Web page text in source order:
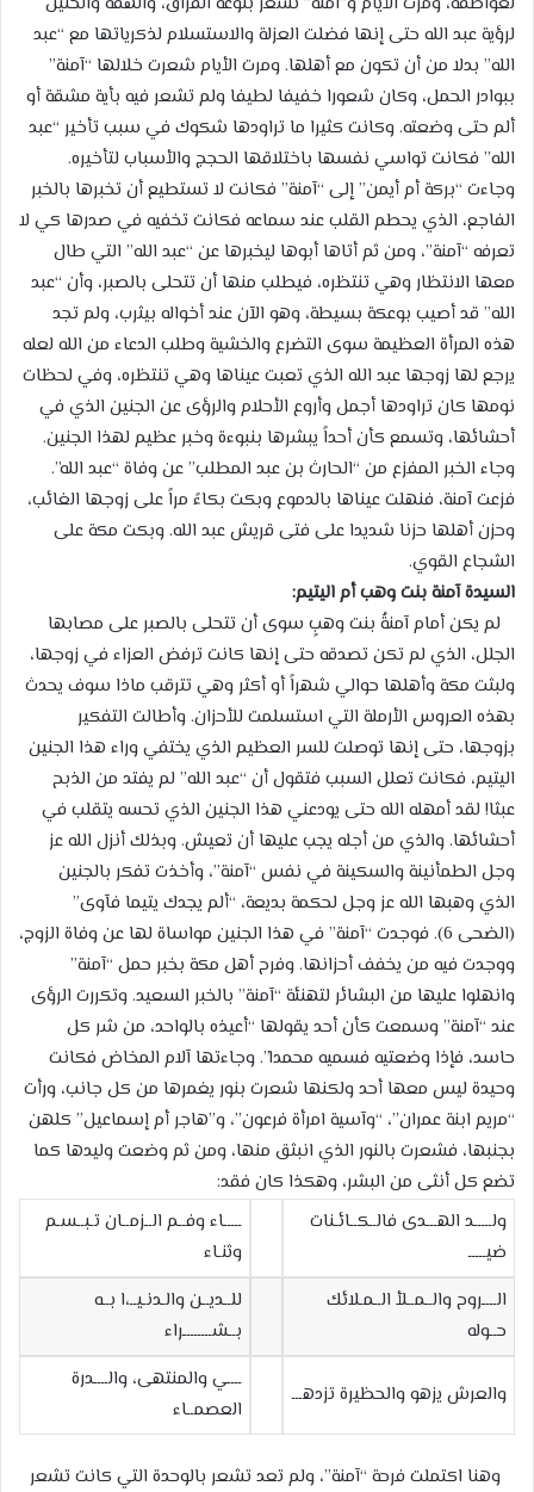
لرؤية عبد الله حتى إنها فضلت العزلة والاستسلام لذكرياتها مع “عبد
الله” بدلا من أن تكون مع أهلها. ومرت الأيام شعرت خلالها “آمنة”
ببوادر الحمل، وكان شعورا خفيفا لطيفا ولم تشعر فيه بأية مشقة أو
ألم حتى وضعته. وكانت كثيرا ما تراودها شكوك في سبب تأخير “عبد
الله” فكانت تواسي نفسها باختلاقها الحجج والأسباب لتأخيره.
وجاءت “بركة أم أيمن” إلى “آمنة” فكانت لا تستطيع أن تخبرها بالخبر
الفاجع، الذي يحطم القلب عند سماعه فكانت تخفيه في صدرها كي لا
تعرفه “آمنة”، ومن ثم أتاها أبوها ليخبرها عن “عبد الله” التي طال
معها الانتظار وهي تنتظره، فيطلب منها أن تتحلى بالصبر، وأن “عبد
الله” قد أصيب بوعكة بسيطة، وهو الآن عند أخواله بيثرب، ولم تجد
هذه المرأة العظيمة سوى التضرع والخشية وطلب الدعاء من الله لعله
يرجع لها زوجها عبد الله الذي تعبت عيناها وهي تنتظره، وفي لحظات
نومها كان تراودها أجمل وأروع الأحلام والرؤى عن الجنين الذي في
أحشائها، وتسمع كأن أحداً يبشرها بنبوءة وخبر عظيم لهذا الجنين.
وجاء الخبر المفزع من “الحارث بن عبد المطلب” عن وفاة “عبد الله”.
فزعت آمنة، فنهلت عيناها بالدموع وبكت بكاءً مراً على زوجها الغائب،
وحزن أهلها حزنا شديدا على فتى قريش عبد الله. وبكت مكة على
الشجاع القوي.
السيدة آمنة بنت وهب أم اليتيم:
لم يكن أمام آمنةُ بنت وهبٍ سوى أن تتحلى بالصبر على مصابها
الجلل، الذي لم تكن تصدقه حتى إنها كانت ترفض العزاء في زوجها،
ولبثت مكة وأهلها حوالي شهراً أو أكثر وهي تترقب ماذا سوف يحدث
بهذه العروس الأرملة التي استسلمت للأحزان. وأطالت التفكير
بزوجها، حتى إنها توصلت للسر العظيم الذي يختفي وراء هذا الجنين
اليتيم، فكانت تعلل السبب فتقول أن “عبد الله” لم يفتد من الذبح
عبثا! لقد أمهله الله حتى يودعني هذا الجنين الذي تحسه يتقلب في
أحشائها. والذي من أجله يجب عليها أن تعيش. وبذلك أنزل الله عز
وجل الطمأنينة والسكينة في نفس “آمنة”، وأخذت تفكر بالجنين
الذي وهبها الله عز وجل لحكمة بديعة، “ألم يجدك يتيما فآوى”
(الضحى 6). فوجدت “آمنة” في هذا الجنين مواساة لها عن وفاة الزوج،
ووجدت فيه من يخفف أحزانها. وفرح أهل مكة بخبر حمل “آمنة”
وانهلوا عليها من البشائر لتهنئة “آمنة” بالخبر السعيد. وتكررت الرؤى
عند “آمنة” وسمعت كأن أحد يقولها “أعيذه بالواحد، من شر كل
حاسد، فإذا وضعتيه فسميه محمدا”. وجاءتها آلام المخاض فكانت
وحيدة ليس معها أحد ولكنها شعرت بنور يغمرها من كل جانب، ورأت
“مريم ابنة عمران”، “وآسية امرأة فرعون”، و”هاجر أم إسماعيل” كلهن
بجنبها، فشعرت بالنور الذي انبثق منها، ومن ثم وضعت وليدها كما
تضع كل أنثى من البشر، وهكذا كان فقد:
ولـــــد الهـــدى فالــكــائـنات
ضيـــــ
ـــــاء وفــم الــزمــان تـبــسـم
وثنـاء
الــــروح والــمــلأ الــمـلائك
حــوله
للــديــن والـدنـيــ،ا بــه
بــشــــــــراء
والعرش يزهو والحظيرة تزدهـــ
ــــي والمنتهى، والــــدرة
العصمــاء
وهنا اكتملت فرحة “آمنة”، ولم تعد تشعر بالوحدة التي كانت تشعر